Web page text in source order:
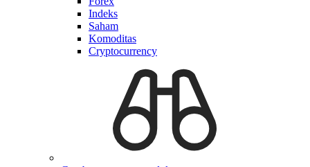
Indeks
Saham
Komoditas
Cryptocurrency